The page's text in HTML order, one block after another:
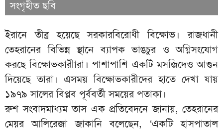
সংগৃহীত ছবি
ইরানে তীব্র হয়েছে সরকারবিরোধী বিক্ষোভ। রাজধানী
তেহরানের বিভিন্ন স্থানে ব্যাপক ভাঙচুর ও অগ্নিসংযোগ
করছে বিক্ষোভকারীারা। পাশাপাশি একটি মসজিদেও আগুন
দিয়েছে তারা। এসময় বিক্ষোভকারীদের হাতে দেখা যায়
১৯৭৯ সালের বিপ্লব পূর্ববর্তী সময়ের পতাকা।
রুশ সংবাদমাধ্যম তাস এক প্রতিবেদনে জানায়, তেহরানের
মেয়র আলিরেজা জাকানি বলেছেন, ‘একটি হাসপাতাল